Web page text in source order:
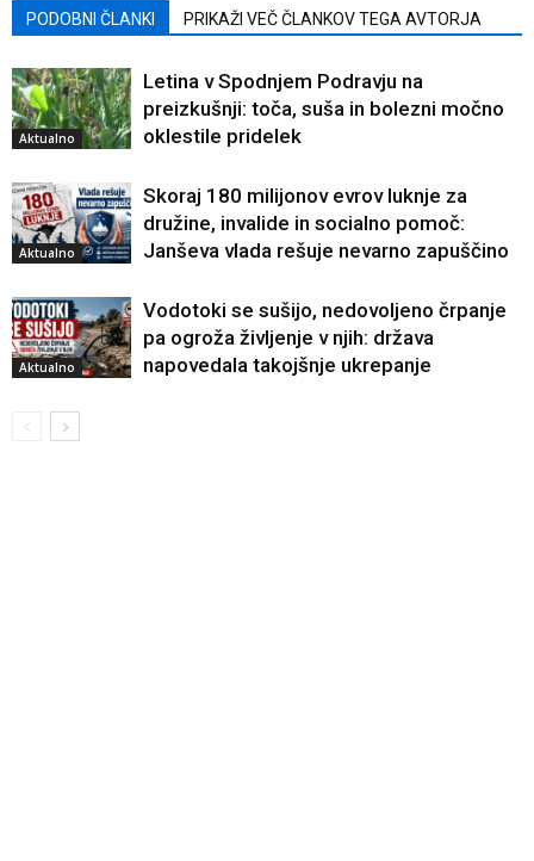
PODOBNI ČLANKI PRIKAŽI VEČ ČLANKOV TEGA AVTORJA
Aktualno
Letina v Spodnjem Podravju na
preizkušnji: toča, suša in bolezni močno
oklestile pridelek
Aktualno
Skoraj 180 milijonov evrov luknje za
družine, invalide in socialno pomoč:
Janševa vlada rešuje nevarno zapuščino
Aktualno
Vodotoki se sušijo, nedovoljeno črpanje
pa ogroža življenje v njih: država
napovedala takojšnje ukrepanje